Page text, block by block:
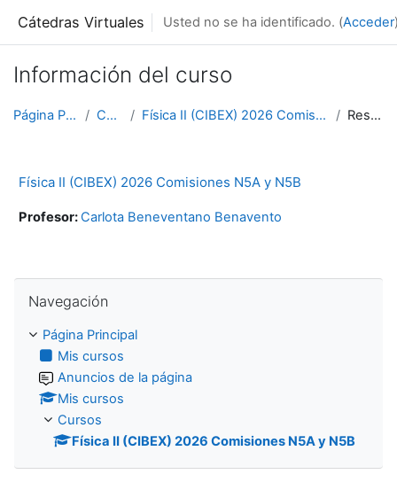
Cátedras Virtuales Usted no se ha identificado. (Acceder
Información del curso
Página Principal Cursos Física II (CIBEX) 2026 Comisiones N5A y N5B Resumen
Física II (CIBEX) 2026 Comisiones N5A y N5B
Profesor:Carlota Beneventano Benavento
Navegación
Página Principal
Mis cursos
Anuncios de la página
Mis cursos
Cursos
Física II (CIBEX) 2026 Comisiones N5A y N5B